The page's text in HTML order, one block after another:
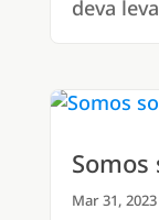
deva
Somos
Mar 31, 2023